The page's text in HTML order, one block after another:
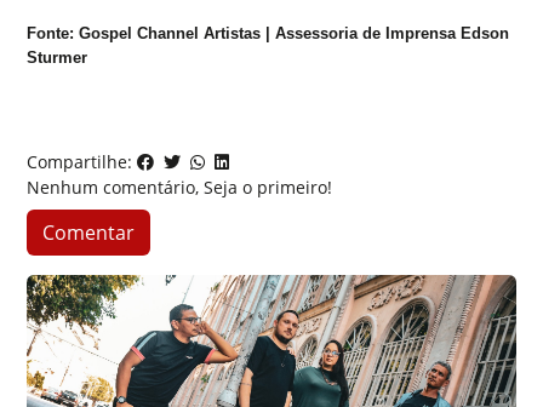
Fonte: Gospel Channel Artistas | Assessoria de Imprensa Edson
Sturmer
Compartilhe:
Nenhum comentário, Seja o primeiro!
Comentar